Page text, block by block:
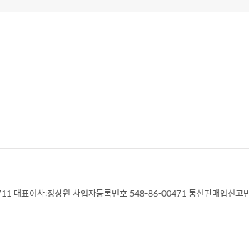
대표이사:정상원 사업자등록번호 548-86-00471 통신판매업신